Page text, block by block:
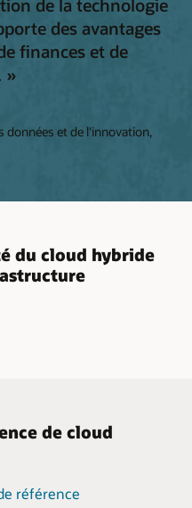
de la technologie
des avantages
finances et de
»
données et de l'innovation,
du cloud hybride
de cloud
référence